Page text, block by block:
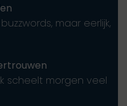
maar eerlijk,
scheelt morgen veel